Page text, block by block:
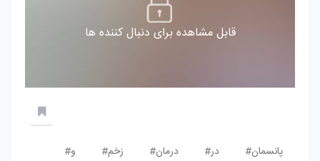
قابل مشاهده برای دنبال کننده ها
پانسمان# در# درمان# زخم# و#